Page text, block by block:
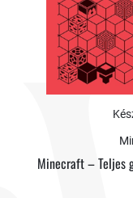
Minecraft – Teljes